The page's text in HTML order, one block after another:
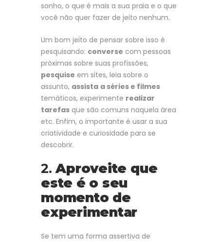
sonho, o que é mais a sua praia e o que
você não quer fazer de jeito nenhum.
Um bom jeito de pensar sobre isso é
pesquisando: converse com pessoas
próximas sobre suas profissões,
pesquise em sites, leia sobre o
assunto, assista a séries e filmes
temáticos, experimente realizar
tarefas que são comuns naquela área
etc. Enfim, o importante é usar a sua
criatividade e curiosidade para se
descobrir.
2.Aproveite que
este é o seu
momento de
experimentar
Se tem uma forma assertiva de